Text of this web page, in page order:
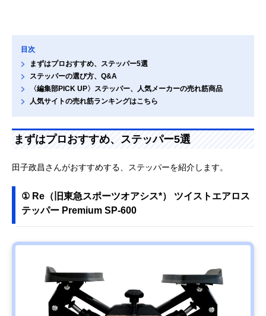
目次
まずはプロおすすめ、ステッパー5選
ステッパーの選び方、Q&A
〈編集部PICK UP〉ステッパー、人気メーカーの売れ筋商品
人気サイトの売れ筋ランキングはこちら
まずはプロおすすめ、ステッパー5選
田子政昌さんがおすすめする、ステッパーを紹介します。
① Re（旧東急スポーツオアシス*） ツイストエアロス
テッパー Premium SP-600